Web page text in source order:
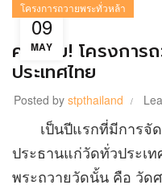
09
MAY
โครงการถวายพระทั่วหล้า
คลิ๊กชม! โครงการ
ประเทศไทย
Posted by stpthailand
เป็นปีแรกที่มีการจัด
ประธานแก่วัดทั่วประเ
พระถวายวัดนั้น คือ วัด